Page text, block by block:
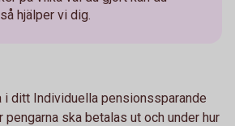
hjälper vi dig.
i ditt Individuella pensionssparande
pengarna ska betalas ut och under hur